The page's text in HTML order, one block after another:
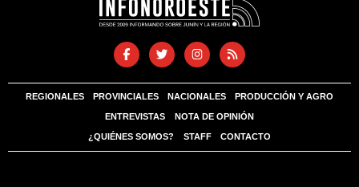
REGIONALES PROVINCIALES NACIONALES PRODUCCIÓN Y AGRO
ENTREVISTAS NOTA DE OPINIÓN
¿QUIÉNES SOMOS? STAFF CONTACTO